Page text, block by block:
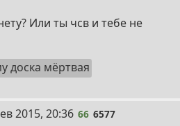
Или ты чсв и тебе не
доска мёртвая
2015, 20:36 66 6577